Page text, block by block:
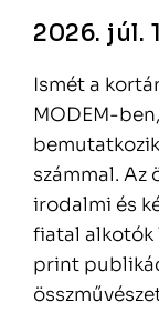
2026. júl.
Ismét a
MODEM-
számmal.
irodalmi és
fiatal alkotók
print